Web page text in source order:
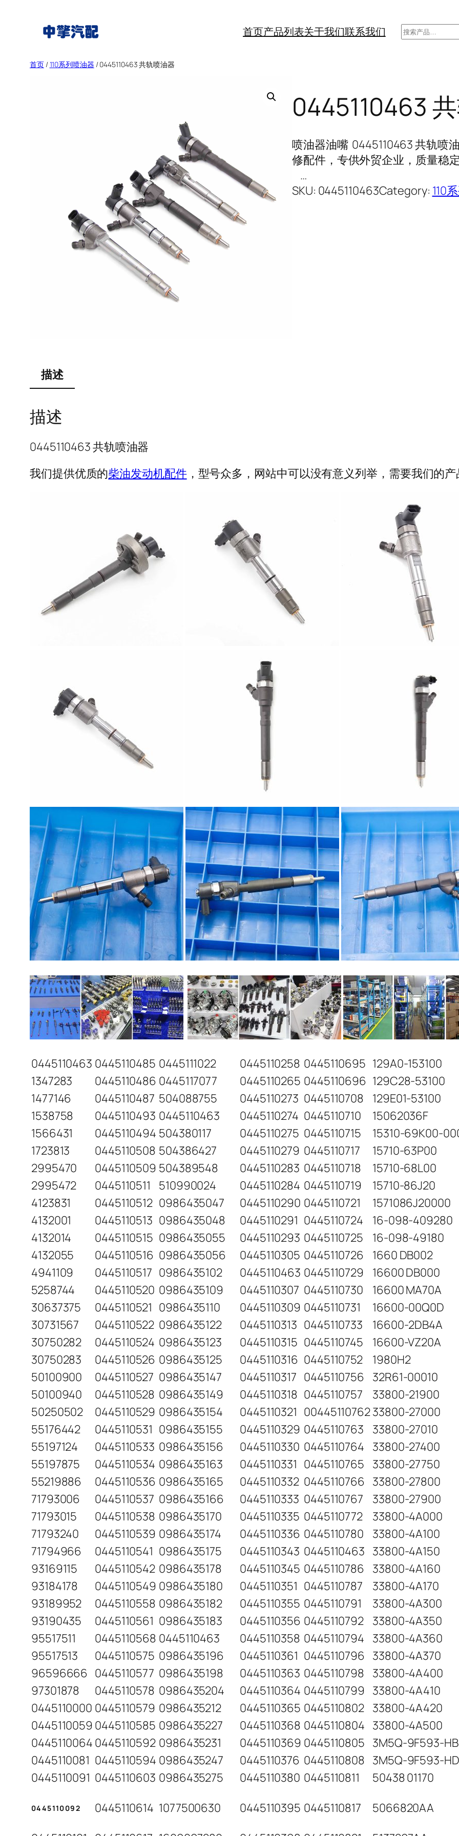
首页产品列表关于我们联系我们
搜
首页/110系列喷油器 / 0445110463 共轨喷油器
0445110463
喷油器油嘴 0445110463 共轨喷
修配件，专供外贸企业，质量稳
…
SKU: 0445110463Category: 110
描述
描述
0445110463 共轨喷油器
我们提供优质的柴油发动机配件，型号众多，网站中可以没有意义列举，需要我们的
0445110463 0445110485 0445111022 0445110258 0445110695 129A0-153100
1347283
0445110486 0445117077 0445110265 0445110696 129C28-53100
1477146
0445110487 504088755 0445110273 0445110708
129E01-53100
1538758
0445110493 0445110463 0445110274 0445110710
15062036F
1566431
0445110494 504380117 0445110275 0445110715
15310-69K00-
1723813
0445110508 504386427 0445110279 0445110717
15710-63P00
2995470
0445110509 504389548 0445110283 0445110718
15710-68L00
2995472
0445110511 510990024 0445110284 0445110719
15710-86J20
4123831
0445110512 0986435047 0445110290 0445110721
1571086J20000
4132001
0445110513 0986435048 0445110291 0445110724
16-098-409280
4132014
0445110515 0986435055 0445110293 0445110725
16-098-49180
4132055
0445110516 0986435056 0445110305 0445110726
1660 DB002
4941109
0445110517 0986435102 0445110463 0445110729
16600 DB000
5258744
0445110520 0986435109 0445110307 0445110730
16600 MA70A
30637375
0445110521 0986435110 0445110309 0445110731
16600-00Q0D
30731567
0445110522 0986435122 0445110313 0445110733
16600-2DB4A
30750282
0445110524 0986435123 0445110315 0445110745
16600-VZ20A
30750283
0445110526 0986435125 0445110316 0445110752
1980H2
50100900
0445110527 0986435147 0445110317 0445110756 32R61-00010
50100940
0445110528 0986435149 0445110318 0445110757
33800-21900
50250502
0445110529 0986435154 0445110321 0044511076233800-27000
55176442
0445110531 0986435155 0445110329 0445110763
33800-27010
55197124
0445110533 0986435156 0445110330 0445110764 33800-27400
55197875
0445110534 0986435163 0445110331 0445110765 33800-27750
55219886
0445110536 0986435165 0445110332 0445110766 33800-27800
71793006
0445110537 0986435166 0445110333 0445110767
33800-27900
71793015
0445110538 0986435170 0445110335 0445110772
33800-4A000
71793240
0445110539 0986435174 0445110336 0445110780
33800-4A100
71794966
0445110541 0986435175 0445110343 0445110463 33800-4A150
93169115
0445110542 0986435178 0445110345 0445110786 33800-4A160
93184178
0445110549 0986435180 0445110351 0445110787
33800-4A170
93189952
0445110558 0986435182 0445110355 0445110791
33800-4A300
93190435
0445110561 0986435183 0445110356 0445110792 33800-4A350
95517511
0445110568 0445110463 0445110358 0445110794 33800-4A360
95517513
0445110575 0986435196 0445110361 0445110796 33800-4A370
96596666 0445110577 0986435198 0445110363 0445110798 33800-4A400
97301878
0445110578 0986435204 0445110364 0445110799 33800-4A410
0445110000 0445110579 0986435212 0445110365 0445110802 33800-4A420
0445110059 0445110585 0986435227 0445110368 0445110804 33800-4A500
0445110064 0445110592 0986435231 0445110369 0445110805 3M5Q-9F593-HB
0445110081 0445110594 0986435247 0445110376 0445110808 3M5Q-9F593-HD
0445110091 0445110603 0986435275 0445110380 0445110811 50438 01170
0445110092 0445110614 1077500630 0445110395 0445110817
5066820AA